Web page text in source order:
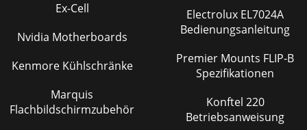
Ex-Cell
Nvidia Motherboards
Kenmore Kühlschränke
Marquis
Flachbildschirmzubehör
Electrolux EL7024A
Bedienungsanleitung
Premier Mounts FLIP-B
Spezifikationen
Konftel 220
Betriebsanweisung